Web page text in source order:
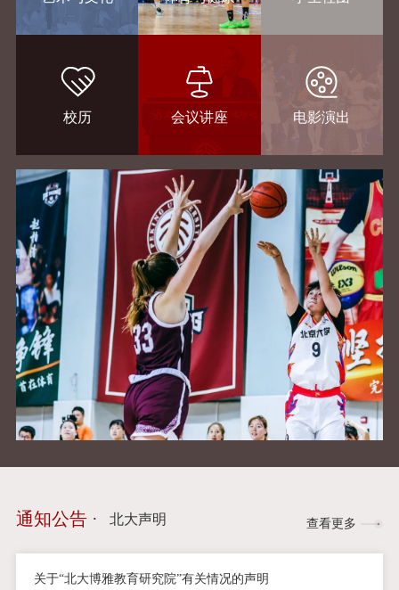
校历 会议讲座 电影演出
通知公告 · 北大声明 查看更多
关于“北大博雅教育研究院”有关情况的声明
3